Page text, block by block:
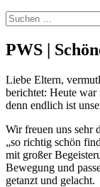
Suchen
nach:
PWS |
Liebe Eltern,
berichtet: Heute war
denn endlich ist
Wir freuen uns sehr
„so richtig schön
mit großer
Bewegung und
getanzt und gelacht.